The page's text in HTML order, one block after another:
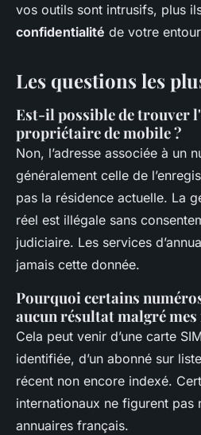
vos outils sont intrusifs, plus
confidentialité de votre
Les questions les
Est-il possible de trouver
propriétaire de mobile ?
Non, l’adresse associée à un
généralement celle de
pas la résidence actuelle. La
réel est illégale sans
judiciaire. Les services
jamais cette donnée.
Pourquoi certains
aucun résultat malgré mes
Cela peut venir d’une carte
identifiée, d’un abonné sur
récent non encore indexé.
internationaux ne figurent pas
annuaires français.